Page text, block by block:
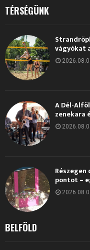
TÉRSÉGÜNK
vágyókat
A Dél-
zenekara
pontot –
BELFÖLD